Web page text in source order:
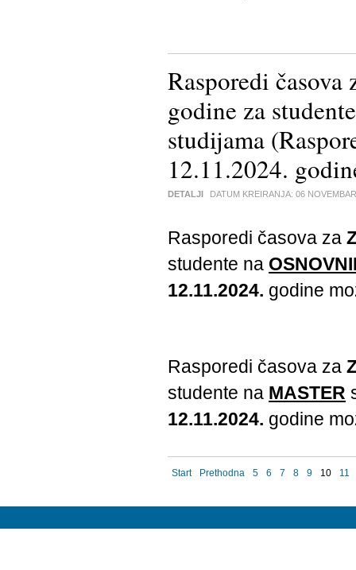
Rasporedi
godine za
studijama
12.11.2024.
DETALJI DATUM KREIRANJA: 06
Rasporedi časova za
studente na
12.11.2024. godine
Rasporedi časova za
studente na MASTER
12.11.2024. godine
Start Prethodna 5 6 7 8 9 10 11